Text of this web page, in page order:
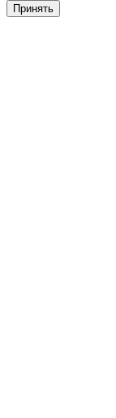
Принять